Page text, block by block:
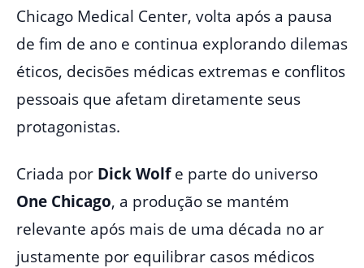
Chicago Medical Center, volta após a pausa
de fim de ano e continua explorando dilemas
éticos, decisões médicas extremas e conflitos
pessoais que afetam diretamente seus
protagonistas.
Criada por Dick Wolfe parte do universo
One Chicago, a produção se mantém
relevante após mais de uma década no ar
justamente por equilibrar casos médicos